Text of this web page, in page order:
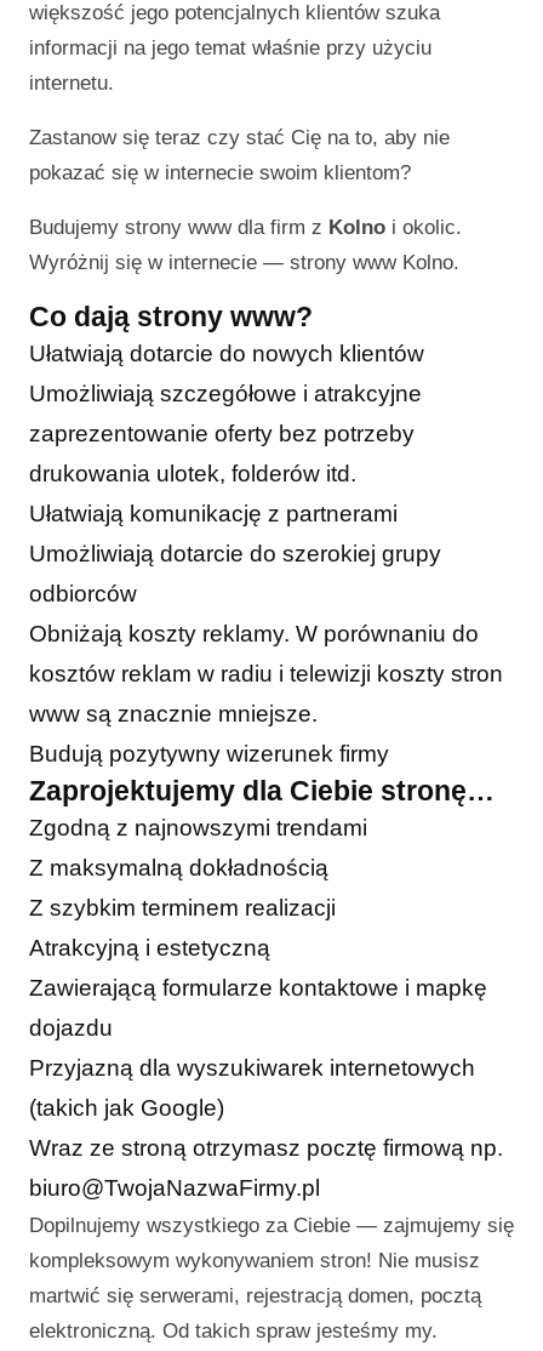
większość jego potencjalnych klientów szuka
informacji na jego temat właśnie przy użyciu
internetu.
Zastanow się teraz czy stać Cię na to, aby nie
pokazać się w internecie swoim klientom?
Budujemy strony www dla firm z Kolno i okolic.
Wyróżnij się w internecie — strony www Kolno.
Co dają strony www?
Ułatwiają dotarcie do nowych klientów
Umożliwiają szczegółowe i atrakcyjne
zaprezentowanie oferty bez potrzeby
drukowania ulotek, folderów itd.
Ułatwiają komunikację z partnerami
Umożliwiają dotarcie do szerokiej grupy
odbiorców
Obniżają koszty reklamy. W porównaniu do
kosztów reklam w radiu i telewizji koszty stron
www są znacznie mniejsze.
Budują pozytywny wizerunek firmy
Zaprojektujemy dla Ciebie stronę…
Zgodną z najnowszymi trendami
Z maksymalną dokładnością
Z szybkim terminem realizacji
Atrakcyjną i estetyczną
Zawierającą formularze kontaktowe i mapkę
dojazdu
Przyjazną dla wyszukiwarek internetowych
(takich jak Google)
Wraz ze stroną otrzymasz pocztę firmową np.
biuro@TwojaNazwaFirmy.pl
Dopilnujemy wszystkiego za Ciebie — zajmujemy się
kompleksowym wykonywaniem stron! Nie musisz
martwić się serwerami, rejestracją domen, pocztą
elektroniczną. Od takich spraw jesteśmy my.